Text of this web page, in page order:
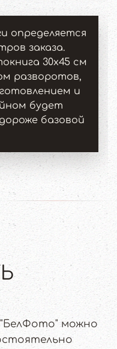
определяется
заказа.
30x45 см
разворотов,
и
будет
базовой
можно